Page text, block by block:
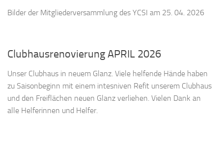
Bilder der Mitgliederversammlung des YCSI am 25. 04. 2026
Clubhausrenovierung APRIL 2026
Unser Clubhaus in neuem Glanz. Viele helfende Hände haben
zu Saisonbeginn mit einem intesniven Refit unserem Clubhaus
und den Freiflächen neuen Glanz verliehen. Vielen Dank an
alle Helferinnen und Helfer.